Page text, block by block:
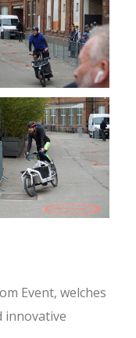
Event, welches
innovative